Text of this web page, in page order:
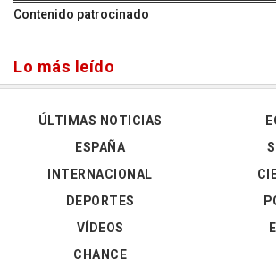
Contenido patrocinado
Lo más leído
ÚLTIMAS NOTICIAS
ESPAÑA
INTERNACIONAL
DEPORTES
VÍDEOS
CHANCE